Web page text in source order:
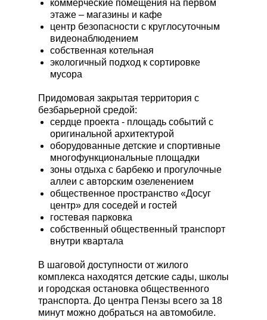
коммерческие помещения на первом
этаже – магазины и кафе
центр безопасности с круглосуточным
видеонаблюдением
собственная котельная
экологичный подход к сортировке
мусора
Придомовая закрытая территория с
безбарьерной средой:
сердце проекта - площадь событий с
оригинальной архитектурой
оборудованные детские и спортивные
многофункциональные площадки
зоны отдыха с барбекю и прогулочные
аллеи с авторским озеленением
общественное пространство «Досуг
центр» для соседей и гостей
гостевая парковка
собственный общественный транспорт
внутри квартала
В шаговой доступности от жилого
комплекса находятся детские сады, школы
и городская остановка общественного
транспорта. До центра Пензы всего за 18
минут можно добраться на автомобиле.